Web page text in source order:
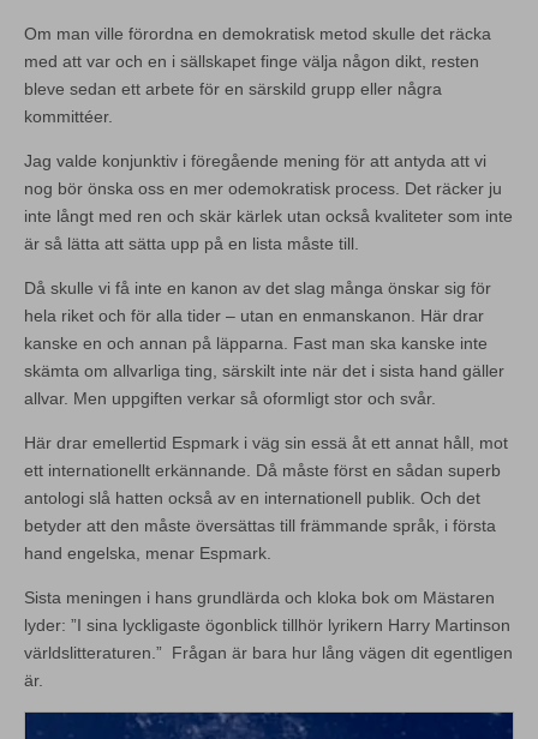
Om man ville förordna en demokratisk metod skulle det räcka
med att var och en i sällskapet finge välja någon dikt, resten
bleve sedan ett arbete för en särskild grupp eller några
kommittéer.
Jag valde konjunktiv i föregående mening för att antyda att vi
nog bör önska oss en mer odemokratisk process. Det räcker ju
inte långt med ren och skär kärlek utan också kvaliteter som inte
är så lätta att sätta upp på en lista måste till.
Då skulle vi få inte en kanon av det slag många önskar sig för
hela riket och för alla tider – utan en enmanskanon. Här drar
kanske en och annan på läpparna. Fast man ska kanske inte
skämta om allvarliga ting, särskilt inte när det i sista hand gäller
allvar. Men uppgiften verkar så oformligt stor och svår.
Här drar emellertid Espmark i väg sin essä åt ett annat håll, mot
ett internationellt erkännande. Då måste först en sådan superb
antologi slå hatten också av en internationell publik. Och det
betyder att den måste översättas till främmande språk, i första
hand engelska, menar Espmark.
Sista meningen i hans grundlärda och kloka bok om Mästaren
lyder: ”I sina lyckligaste ögonblick tillhör lyrikern Harry Martinson
världslitteraturen.” Frågan är bara hur lång vägen dit egentligen
är.